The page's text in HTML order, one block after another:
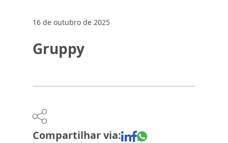
16 de outubro de 2025
Gruppy
Compartilhar via: